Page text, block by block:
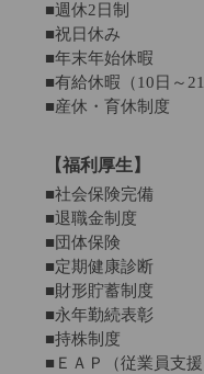
■週休2日制
■祝日休み
■年末年始休暇
■有給休暇（10日～
■産休・育休制度
【福利厚生】
■社会保険完備
■退職金制度
■団体保険
■定期健康診断
■財形貯蓄制度
■永年勤続表彰
■持株制度
■ＥＡＰ（従業員支援